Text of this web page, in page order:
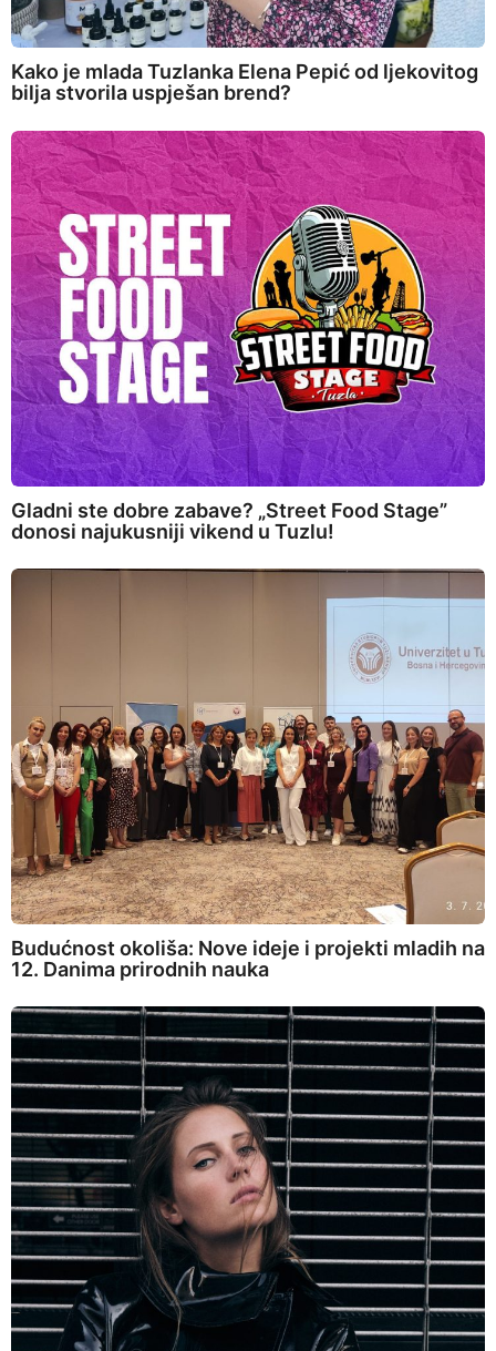
Kako je mlada Tuzlanka Elena Pepić od ljekovitog
bilja stvorila uspješan brend?
Gladni ste dobre zabave? „Street Food Stage”
donosi najukusniji vikend u Tuzlu!
Budućnost okoliša: Nove ideje i projekti mladih na
12. Danima prirodnih nauka